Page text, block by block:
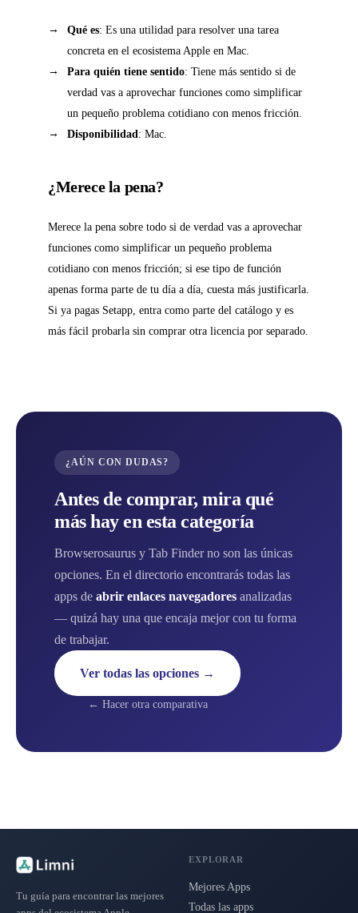
Qué es: Es una utilidad para resolver una tarea
concreta en el ecosistema Apple en Mac.
Para quién tiene sentido: Tiene más sentido si de
verdad vas a aprovechar funciones como simplificar
un pequeño problema cotidiano con menos fricción.
Disponibilidad: Mac.
¿Merece la pena?
Merece la pena sobre todo si de verdad vas a aprovechar
funciones como simplificar un pequeño problema
cotidiano con menos fricción; si ese tipo de función
apenas forma parte de tu día a día, cuesta más justificarla.
Si ya pagas Setapp, entra como parte del catálogo y es
más fácil probarla sin comprar otra licencia por separado.
¿AÚN CON DUDAS?
Antes de comprar, mira qué
más hay en esta categoría
Browserosaurus y Tab Finder no son las únicas
opciones. En el directorio encontrarás todas las
apps de abrir enlaces navegadores analizadas
— quizá hay una que encaja mejor con tu forma
de trabajar.
Ver todas las opciones →
← Hacer otra comparativa
Tu guía para encontrar las mejores
EXPLORAR
Mejores Apps
Todas las apps